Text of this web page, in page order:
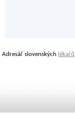
Adresář slovenských lékařů